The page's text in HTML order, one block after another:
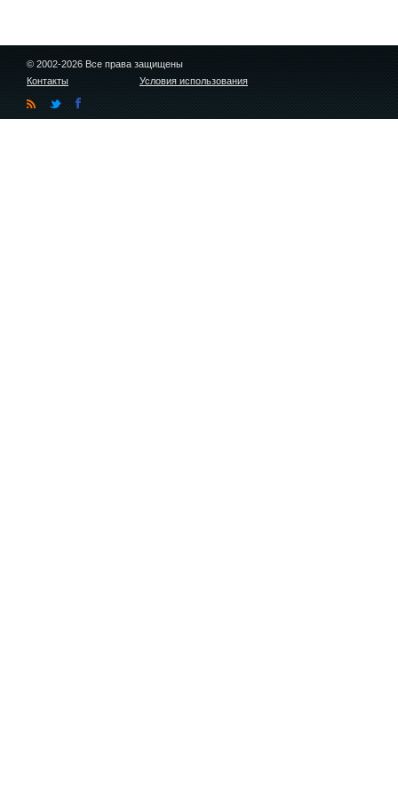
© 2002-2026 Все права защищены
Контакты
Условия использования